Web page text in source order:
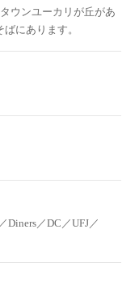
ウンユーカリが丘があ
にあります。
Diners／DC／UFJ／